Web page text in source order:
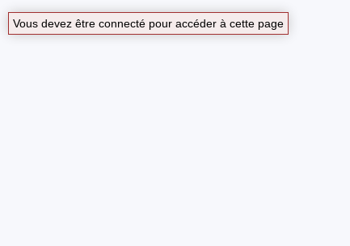
Vous devez être connecté pour accéder à cette page